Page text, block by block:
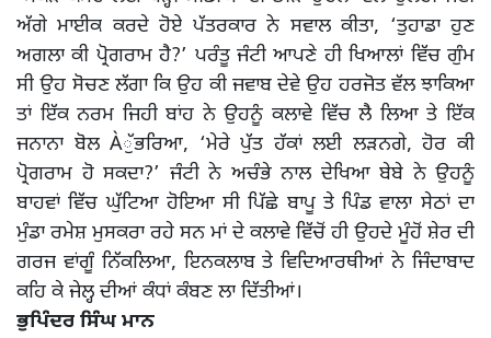
ਅੱਗੇ ਮਾਈਕ ਕਰਦੇ ਹੋਏ ਪੱਤਰਕਾਰ ਨੇ ਸਵਾਲ ਕੀਤਾ, ‘ਤੁਹਾਡਾ ਹੁਣ
ਅਗਲਾ ਕੀ ਪ੍ਰੋਗਰਾਮ ਹੈ?’ ਪਰੰਤੂ ਜੰਟੀ ਆਪਣੇ ਹੀ ਖਿਆਲਾਂ ਵਿੱਚ ਗੁੰਮ
ਸੀ ਉਹ ਸੋਚਣ ਲੱਗਾ ਕਿ ਉਹ ਕੀ ਜਵਾਬ ਦੇਵੇ ਉਹ ਹਰਜੋਤ ਵੱਲ ਝਾਕਿਆ
ਤਾਂ ਇੱਕ ਨਰਮ ਜਿਹੀ ਬਾਂਹ ਨੇ ਉਹਨੂੰ ਕਲਾਵੇ ਵਿੱਚ ਲੈ ਲਿਆ ਤੇ ਇੱਕ
ਜਨਾਨਾ ਬੋਲ Àੁੱਭਰਿਆ, ‘ਮੇਰੇ ਪੁੱਤ ਹੱਕਾਂ ਲਈ ਲੜਨਗੇ, ਹੋਰ ਕੀ
ਪ੍ਰੋਗਰਾਮ ਹੋ ਸਕਦਾ?’ ਜੰਟੀ ਨੇ ਅਚੰਭੇ ਨਾਲ ਦੇਖਿਆ ਬੇਬੇ ਨੇ ਉਹਨੂੰ
ਬਾਹਵਾਂ ਵਿੱਚ ਘੁੱਟਿਆ ਹੋਇਆ ਸੀ ਪਿੱਛੇ ਬਾਪੂ ਤੇ ਪਿੰਡ ਵਾਲਾ ਸੇਠਾਂ ਦਾ
ਮੁੰਡਾ ਰਮੇਸ਼ ਮੁਸਕਰਾ ਰਹੇ ਸਨ ਮਾਂ ਦੇ ਕਲਾਵੇ ਵਿੱਚੋਂ ਹੀ ਉਹਦੇ ਮੂੰਹੋਂ ਸ਼ੇਰ ਦੀ
ਗਰਜ ਵਾਂਗੂੰ ਨਿੱਕਲਿਆ, ਇਨਕਲਾਬ ਤੇ ਵਿਦਿਆਰਥੀਆਂ ਨੇ ਜਿੰਦਾਬਾਦ
ਕਹਿ ਕੇ ਜੇਲ੍ਹ ਦੀਆਂ ਕੰਧਾਂ ਕੰਬਣ ਲਾ ਦਿੱਤੀਆਂ।
ਭੁਪਿੰਦਰ ਸਿੰਘ ਮਾਨ